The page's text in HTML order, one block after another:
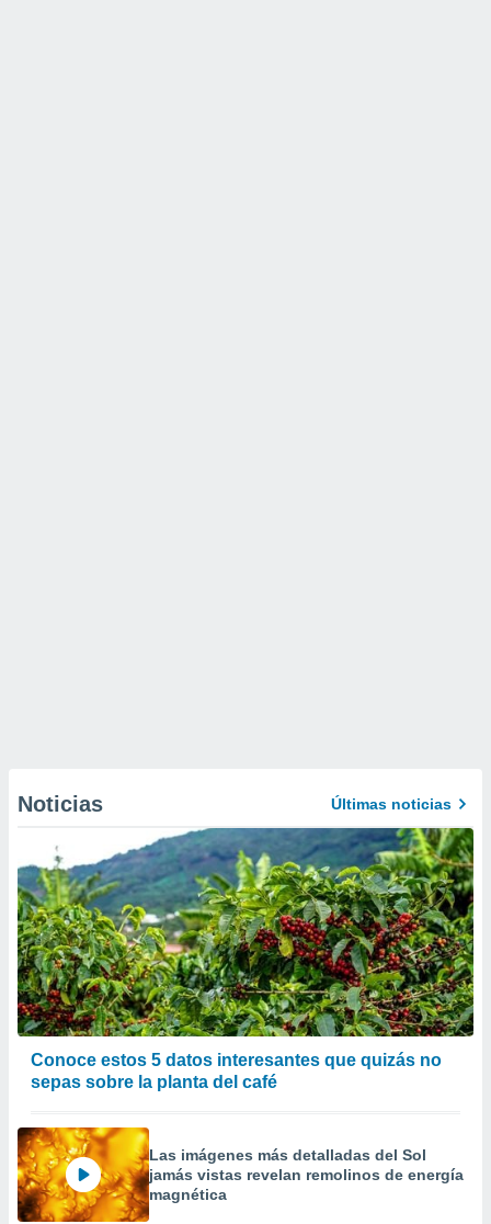
Noticias Últimas noticias
Conoce estos 5 datos interesantes que quizás no
sepas sobre la planta del café
Las imágenes más detalladas del Sol
jamás vistas revelan remolinos de energía
magnética